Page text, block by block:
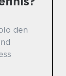
den